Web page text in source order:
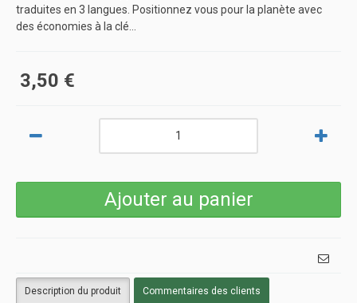
traduites en 3 langues. Positionnez vous pour la planète avec
des économies à la clé...
3,50 €
Description du produit Commentaires des clients